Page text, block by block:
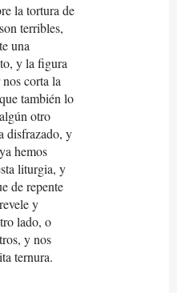
la tortura de
terribles,
una
y la figura
corta la
también lo
otro
disfrazado, y
hemos
liturgia, y
de repente
y
lado, o
y nos
ternura.